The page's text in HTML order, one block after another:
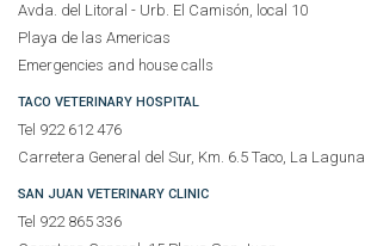
Avda. del Litoral - Urb. El Camisón, local 10
Playa de las Americas
Emergencies and house calls
TACO VETERINARY HOSPITAL
Tel 922 612 476
Carretera General del Sur, Km. 6.5 Taco, La Laguna
SAN JUAN VETERINARY CLINIC
Tel 922 865 336